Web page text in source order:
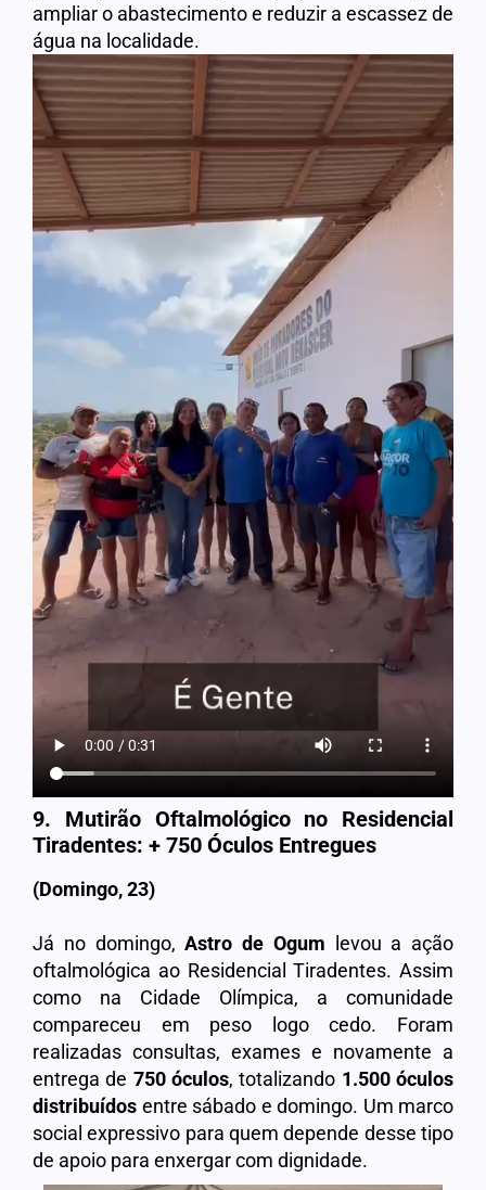
ampliar o abastecimento e reduzir a escassez de
água na localidade.
9. Mutirão Oftalmológico no Residencial
Tiradentes: + 750 Óculos Entregues
(Domingo, 23)
Já no domingo,Astro de Ogum levou a ação
oftalmológica ao Residencial Tiradentes. Assim
como na Cidade Olímpica, a comunidade
compareceu em peso logo cedo. Foram
realizadas consultas, exames e novamente a
entrega de 750 óculos, totalizando 1.500 óculos
distribuídos entre sábado e domingo. Um marco
social expressivo para quem depende desse tipo
de apoio para enxergar com dignidade.